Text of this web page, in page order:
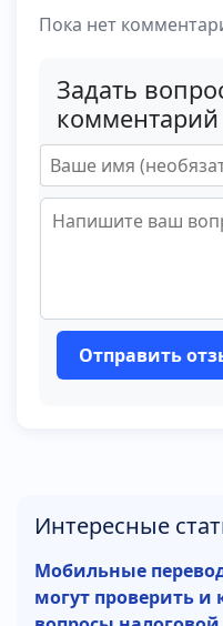
Пока нет
Задать
комментарий
Отправить
Интересные
Мобильные
могут проверить и